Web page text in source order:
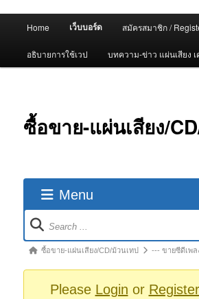
Home เว็บบอร์ด สมัครสมาชิก /
อธิบายการใช้เวป บทความ-ข่าว แผ่นเสียง เ
ซื้อขาย-แผ่นเสียง/
Menu
Forum
Navigation
Forumซื้อขาย-แผ่นเสียง/CD/ม้วนเทป --- ขายซีดีเพล
Please Login or Register